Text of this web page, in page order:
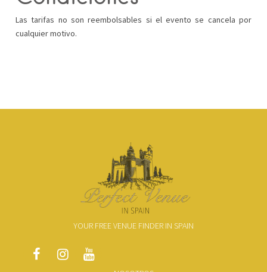
Las tarifas no son reembolsables si el evento se cancela por
cualquier motivo.
YOUR FREE VENUE FINDER IN SPAIN